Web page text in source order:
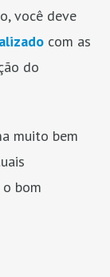
você deve
com as
do
muito bem
bom